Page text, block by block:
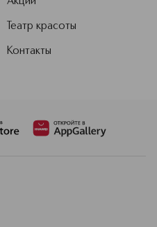
Театр красоты
Контакты